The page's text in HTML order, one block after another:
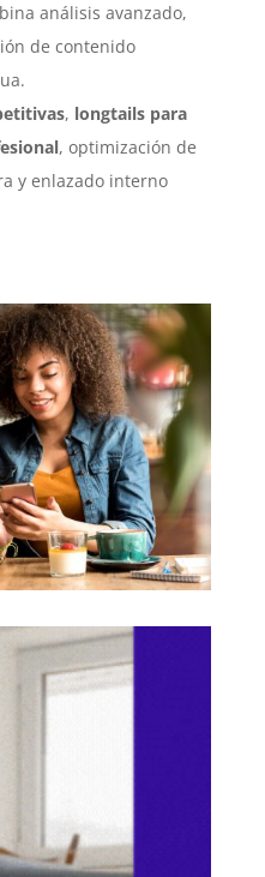
análisis avanzado,
de contenido
, longtails para
, optimización de
y enlazado interno